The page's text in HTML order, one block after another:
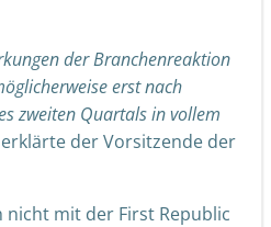
der Branchenreaktion
erst nach
zweiten Quartals in vollem
erklärte der Vorsitzende der
nicht mit der First Republic